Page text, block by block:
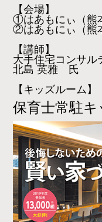
【会場】
①はあもにぃ （
②はあもにぃ （
【講師】
大手住宅コンサル
北島 英雅 氏
【キッズルーム】
保育士常駐キ